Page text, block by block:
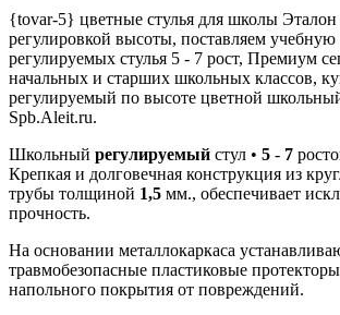
{tovar-5} цветные стулья для школы Эталон
регулировкой высоты, поставляем учебную
регулируемых стулья 5 - 7 рост, Премиум
начальных и старших школьных классов,
регулируемый по высоте цветной
Spb.Aleit.ru.
Школьный регулируемый стул • 5 - 7
Крепкая и долговечная конструкция из
трубы толщиной 1,5 мм., обеспечивает
прочность.
На основании металлокаркаса
травмобезопасные пластиковые
напольного покрытия от повреждений.